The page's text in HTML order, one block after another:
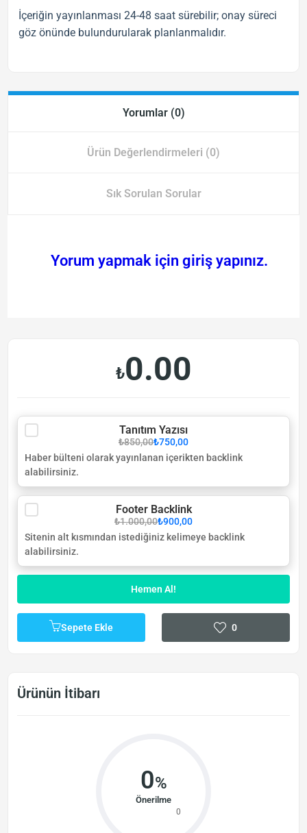
İçeriğin yayınlanması 24-48 saat sürebilir; onay süreci
göz önünde bulundurularak planlanmalıdır.
Yorumlar (0)
Ürün Değerlendirmeleri (0)
Sık Sorulan Sorular
Yorum yapmak için giriş yapınız.
₺0.00
Tanıtım Yazısı
₺850,00₺750,00
Haber bülteni olarak yayınlanan içerikten backlink
alabilirsiniz.
Footer Backlink
₺1.000,00₺900,00
Sitenin alt kısmından istediğiniz kelimeye backlink
alabilirsiniz.
Hemen Al!
Sepete Ekle 0
Ürünün İtibarı
0%
Önerilme
0